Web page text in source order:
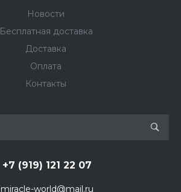
Новости
Бесплатная доставка
Доставка
Оплата
Контакты
+7 (919) 121 22 07
miracle-world@mail.ru